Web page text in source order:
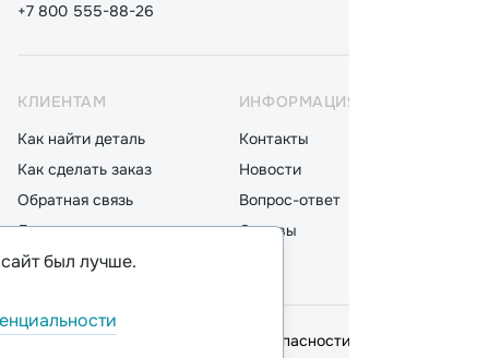
+7 800 555-88-26
КЛИЕНТАМ
Как найти деталь
Как сделать заказ
Обратная связь
Доставка
Оплата
ИНФОРМАЦИЯ
Контакты
Новости
Вопрос-ответ
Отзывы
© 2026,ООО "ППР"
Политика безопасности
был лучше.